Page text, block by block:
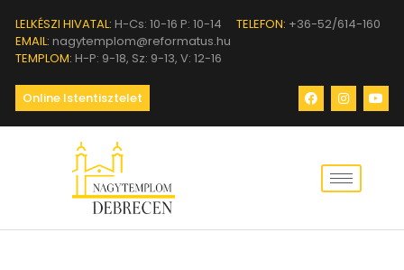
LELKÉSZI HIVATAL: H-Cs: 10-16 P: 10-14 TELEFON: +36-52/614-160
EMAIL: nagytemplom@reformatus.hu
TEMPLOM: H-P: 9-18, Sz: 9-13, V: 12-16
Online Istentisztelet